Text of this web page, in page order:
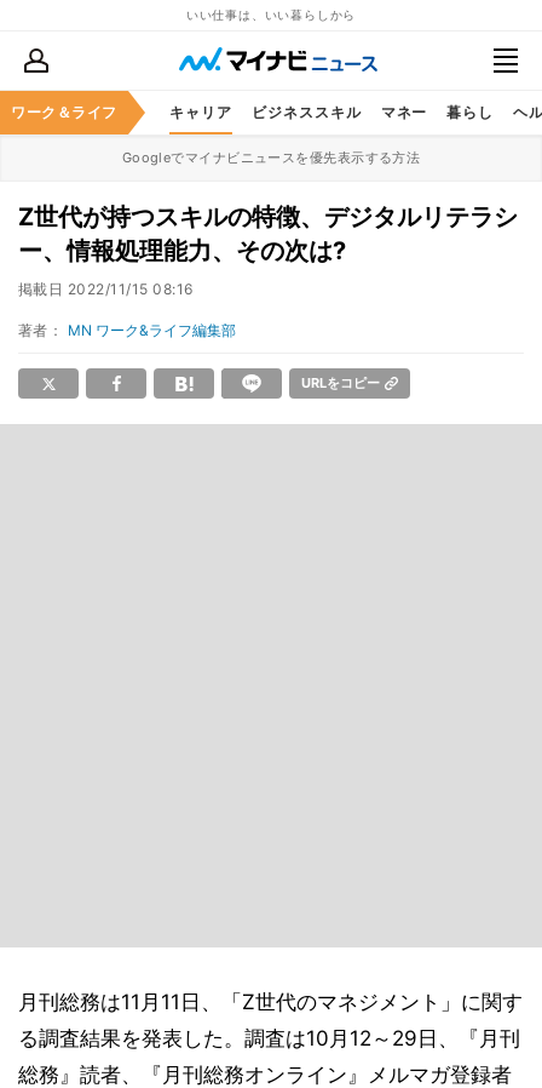
いい仕事は、いい暮らしから
ワーク＆ライフ キャリア ビジネススキル マネー 暮らし ヘ
Googleでマイナビニュースを優先表示する方法
Z世代が持つスキルの特徴、デジタルリテラシ
ー、情報処理能力、その次は?
掲載日 2022/11/15 08:16
著者： MN ワーク&ライフ編集部
URLをコピー
月刊総務は11月11日、「Z世代のマネジメント」に関す
る調査結果を発表した。調査は10月12～29日、『月刊
総務』読者、『月刊総務オンライン』メルマガ登録者